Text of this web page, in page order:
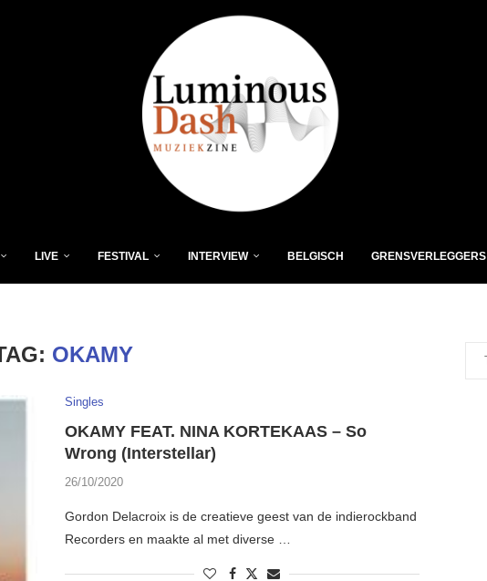
LIVE FESTIVAL INTERVIEW BELGISCH GRENSVERLEGGERS
OKAMY
Singles
OKAMY FEAT. NINA KORTEKAAS – So
Wrong (Interstellar)
26/10/2020
Gordon Delacroix is de creatieve geest van de indierockband
Recorders en maakte al met diverse …